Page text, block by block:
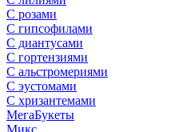
С розами
С гипсофилами
С диантусами
С гортензиями
С альстромериями
С эустомами
С хризантемами
МегаБукеты
Микс